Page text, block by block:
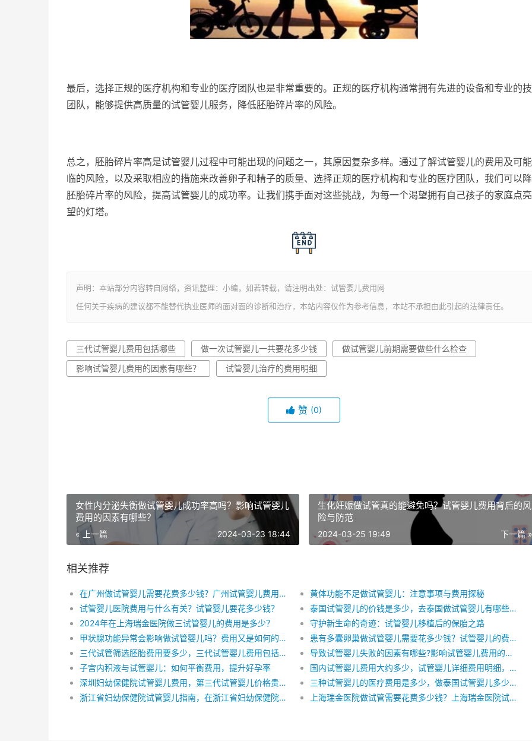
最后，选择正规的医疗机构和专业的医疗团队也是非常重要的。正规的医疗机构通常拥有先进的设备和专业的
团队，能够提供高质量的试管婴儿服务，降低胚胎碎片率的风险。
总之，胚胎碎片率高是试管婴儿过程中可能出现的问题之一，其原因复杂多样。通过了解试管婴儿的费用及可
临的风险，以及采取相应的措施来改善卵子和精子的质量、选择正规的医疗机构和专业的医疗团队，我们可以
胚胎碎片率的风险，提高试管婴儿的成功率。让我们携手面对这些挑战，为每一个渴望拥有自己孩子的家庭点
望的灯塔。
声明：本站部分内容转自网络，资讯整理：小编，如若转载，请注明出处：试管婴儿费用网
任何关于疾病的建议都不能替代执业医师的面对面的诊断和治疗，本站内容仅作为参考信息，本站不承担由此引起的法律责任。
三代试管婴儿费用包括哪些 做一次试管婴儿一共要花多少钱
做试管婴儿前期需要做些什么检查
影响试管婴儿费用的因素有哪些？
试管婴儿治疗的费用明细
赞 (0)
女性内分泌失衡做试管婴儿成功率高吗？影响试管婴儿
费用的因素有哪些？
« 上一篇 2024-03-23 18:44
生化妊娠做试管真的能避免吗？试管婴儿费用背后的风
险与防范
下一篇 »
2024-03-25 19:49
相关推荐
在广州做试管婴儿需要花费多少钱？广州试管婴儿费用明细是怎么样的
黄体功能不足做试管婴儿：注意事项与费用探秘
试管婴儿医院费用与什么有关？试管婴儿要花多少钱？
泰国试管婴儿的价钱是多少，去泰国做试管婴儿有哪些费用，做试管婴儿要做哪些检查
2024年在上海瑞金医院做三试管婴儿的费用是多少？
守护新生命的奇迹：试管婴儿移植后的保胎之路
甲状腺功能异常会影响做试管婴儿吗？费用又是如何的呢？
患有多囊卵巢做试管婴儿需要花多少钱？试管婴儿的费用受哪些因素影响？
三代试管筛选胚胎费用要多少，三代试管婴儿费用包括哪些，做三代试管婴儿怎么省钱
导致试管婴儿失败的因素有哪些?影响试管婴儿费用的因素有哪些？试管婴儿一次成功费用明细？
子宫内积液与试管婴儿：如何平衡费用，提升好孕率
国内试管婴儿费用大约多少，试管婴儿详细费用明细，试管婴儿全部流程时间
深圳妇幼保健院试管婴儿费用，第三代试管婴儿价格贵不贵，试管婴儿治疗的费用明细
三种试管婴儿的医疗费用是多少，做泰国试管婴儿多少钱，泰国试管婴儿术前检查费用
浙江省妇幼保健院试管婴儿指南，在浙江省妇幼保健院做试管婴儿需要多少钱
上海瑞金医院做试管需要花费多少钱？上海瑞金医院试管费用明细是怎么样的